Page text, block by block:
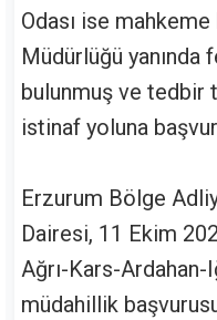
Odası ise mahkeme
Müdürlüğü
bulunmuş ve tedbir
istinaf yoluna
Erzurum Bölge
Dairesi, 11 Ekim
Ağrı-Kars-Ardahan-
müdahillik